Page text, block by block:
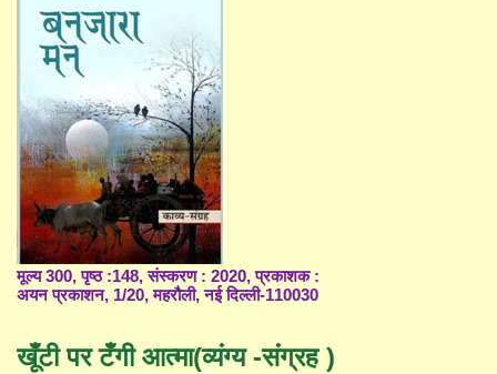
मूल्य 300, पृष्ठ :148, संस्करण : 2020, प्रकाशक :
अयन प्रकाशन, 1/20, महरौली, नई दिल्ली-110030
खूँटी पर टँगी आत्मा(व्यंग्य -संग्रह )